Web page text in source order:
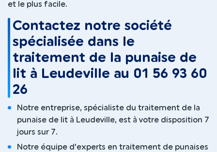
et le plus facile.
Contactez notre société
spécialisée dans le
traitement de la punaise de
lit à Leudeville au 01 56 93 60
26
Notre entreprise, spécialiste du traitement de la
punaise de lit à Leudeville, est à votre disposition 7
jours sur 7.
Notre équipe d'experts en traitement de punaises